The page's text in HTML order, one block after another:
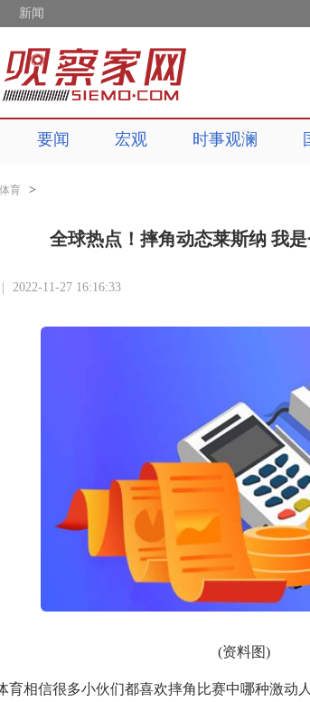
新闻
要闻 宏观 时事观澜
体育 >
全球热点！摔角动态莱斯纳 我
2022-11-27 16:16:33
(资料图)
育相信很多小伙们都喜欢摔角比赛中哪种激动